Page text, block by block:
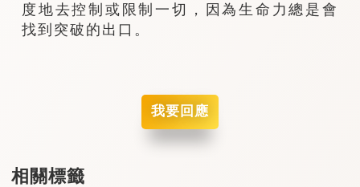
度地去控制或限制一切，因為生命力總是會
找到突破的出口。
我要回應
相關標籤